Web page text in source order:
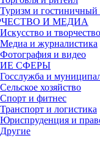
Туризм и гостиничный
И МЕДИА
Искусство и творчество
Медиа и журналистика
Фотография и видео
СФЕРЫ
Госслужба и
Сельское хозяйство
Спорт и фитнес
Транспорт и логистика
Юриспруденция и
Другие